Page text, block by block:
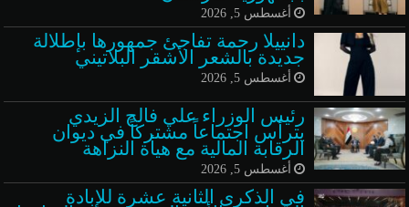
أغسطس 5, 2026
دانييلا رحمة تفاجئ جمهورها بإطلالة
جديدة بالشعر الأشقر البلاتيني
أغسطس 5, 2026
رئيس الوزراء علي فالح الزيدي
يترأس اجتماعاً مشتركاً في ديوان
الرقابة المالية مع هيأة النزاهة
أغسطس 5, 2026
في الذكرى الثانية عشرة للإبادة